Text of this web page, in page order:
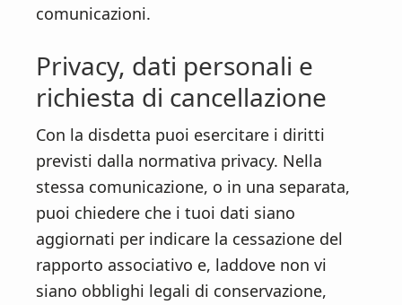
comunicazioni.
Privacy, dati personali e
richiesta di cancellazione
Con la disdetta puoi esercitare i diritti
previsti dalla normativa privacy. Nella
stessa comunicazione, o in una separata,
puoi chiedere che i tuoi dati siano
aggiornati per indicare la cessazione del
rapporto associativo e, laddove non vi
siano obblighi legali di conservazione,